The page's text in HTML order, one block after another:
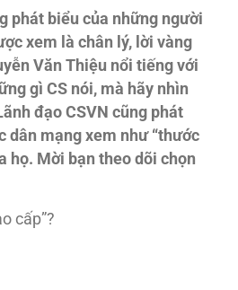
phát biểu của những người
xem là chân lý, lời vàng
Văn Thiệu nổi tiếng với
gì CS nói, mà hãy nhìn
đạo CSVN cũng phát
dân mạng xem như “thước
họ. Mời bạn theo dõi chọn
cấp”?